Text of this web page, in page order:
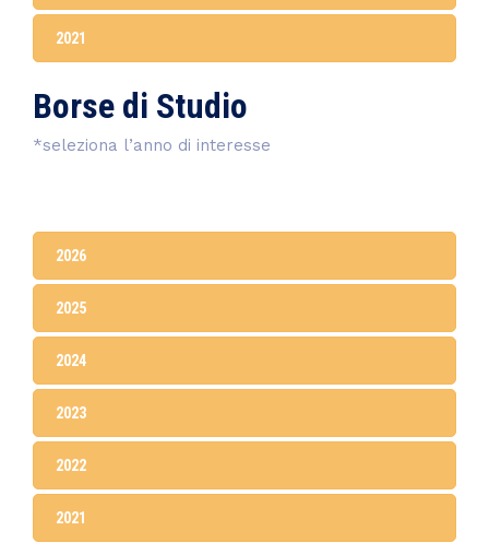
2021
Borse di Studio
*seleziona l’anno di interesse
2026
2025
2024
2023
2022
2021